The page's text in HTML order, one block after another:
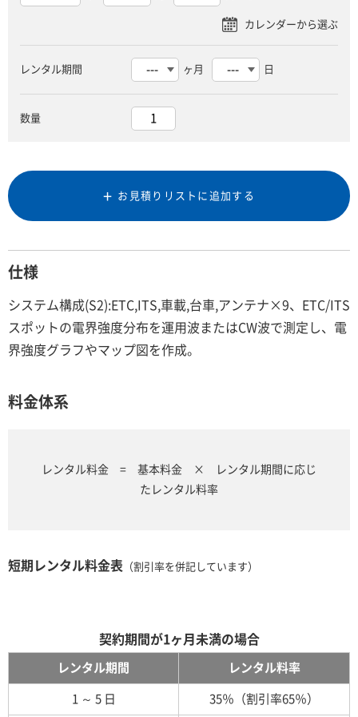
レンタル期間 ヶ月 日
数量
お見積りリストに追加する
仕様
システム構成(S2):ETC,ITS,車載,台車,アンテナ×9、ETC/ITS
スポットの電界強度分布を運用波またはCW波で測定し、電
界強度グラフやマップ図を作成。
料金体系
レンタル料金 = 基本料金 × レンタル期間に応じ
たレンタル料率
短期レンタル料金表 （割引率を併記しています）
契約期間が1ヶ月未満の場合
レンタル期間 レンタル料率
1 ～ 5 日 35％（割引率65％）